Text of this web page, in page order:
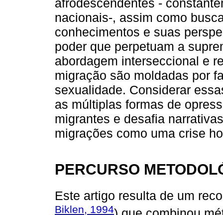
afrodescendentes -
nacionais-, assim como
conhecimentos e suas
poder que perpetuam a
abordagem interseccional e
migração são moldadas por
sexualidade. Considerar
as múltiplas formas de
migrantes e desafia
migrações como uma crise
PERCURSO
Este artigo resulta de um
Biklen, 1994